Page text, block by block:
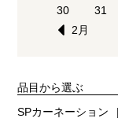
2月
30
31
品目から選ぶ
SPカーネーション